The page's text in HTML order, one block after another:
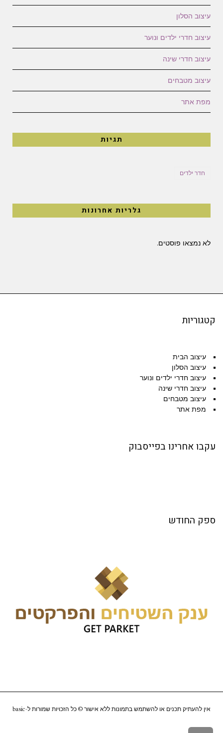
עיצוב הסלון
עיצוב חדרי ילדים ונוער
עיצוב חדרי שינה
עיצוב מטבחים
מפת אתר
תגיות
חדר ילדים
גלריות אחרונות
לא נמצאו פוסטים.
קטגוריות
עיצוב הבית
עיצוב הסלון
עיצוב חדרי ילדים ונוער
עיצוב חדרי שינה
עיצוב מטבחים
מפת אתר
עקבו אחרינו בפייסבוק
ספק החודש
אין להעתיק תכנים או להשתמש בתמונות ללא אישור © כל הזכויות שמורות ל-basic